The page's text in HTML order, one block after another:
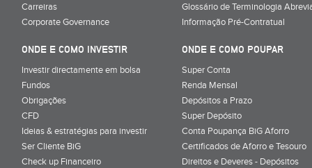
Carreiras
Corporate Governance
Glossário de Terminologia
Informação Pré-Contratual
ONDE E COMO INVESTIR
Investir directamente em bolsa
Fundos
Obrigações
CFD
Ideias & estratégias para investir
Ser Cliente BiG
Check up Financeiro
ONDE E COMO POUPAR
Super Conta
Renda Mensal
Depósitos a Prazo
Super Depósito
Conta Poupança BiG Aforro
Certificados de Aforro e Tesouro
Direitos e Deveres - Depósitos